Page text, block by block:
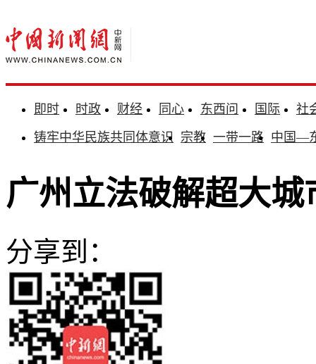
即时 时政 财经 同心 东西问 国际
社
铸牢中华民族共同体意识 宗教 一带一路 中国—
广州立法破解超大
分享到：